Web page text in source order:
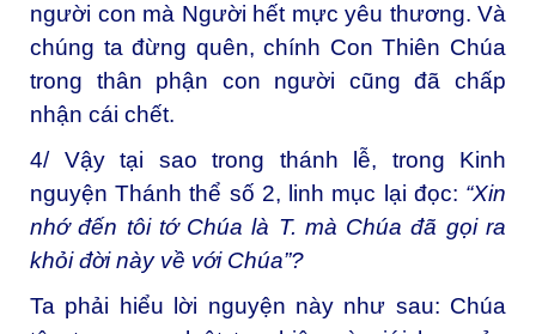
người con mà Người hết mực yêu thương. Và
chúng ta đừng quên, chính Con Thiên Chúa
trong thân phận con người cũng đã chấp
nhận cái chết.
4/ Vậy tại sao trong thánh lễ, trong Kinh
nguyện Thánh thể số 2, linh mục lại đọc: “Xin
nhớ đến tôi tớ Chúa là T. mà Chúa đã gọi ra
khỏi đời này về với Chúa”?
Ta phải hiểu lời nguyện này như sau: Chúa